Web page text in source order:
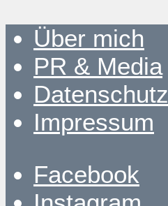
Über mich
PR & Media
Datenschutz
Impressum
Facebook